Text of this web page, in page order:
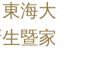
海大
暨家